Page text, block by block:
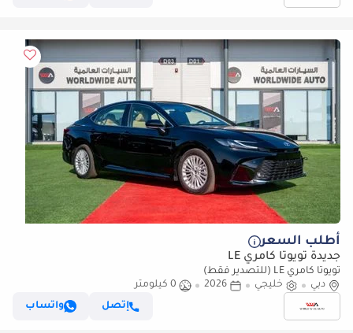
أطلب السعر
جديدة تويوتا كامري LE
تويوتا كامري LE (للتصدير فقط)
دبي
خليجي 2026
0 كيلومتر
إتصل
واتساب